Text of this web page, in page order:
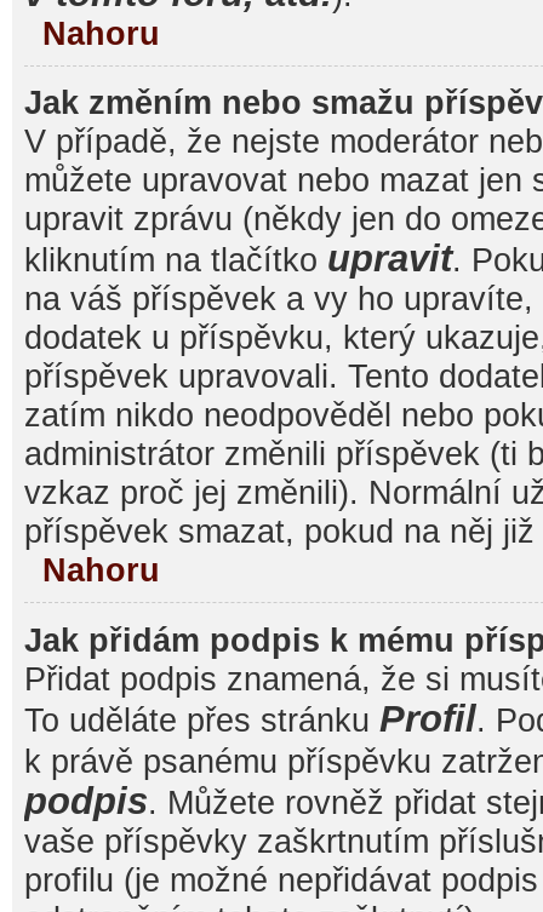
Nahoru
Jak změním nebo smažu
V případě, že nejste moderátor
můžete upravovat nebo mazat jen
upravit zprávu (někdy jen do
kliknutím na tlačítko upravit.
na váš příspěvek a vy ho
dodatek u příspěvku, který
příspěvek upravovali. Tento
zatím nikdo neodpověděl nebo
administrátor změnili příspěvek (ti
vzkaz proč jej změnili). Normální
příspěvek smazat, pokud na něj
Nahoru
Jak přidám podpis k mému
Přidat podpis znamená, že si
To uděláte přes stránku Profil.
k právě psanému příspěvku
podpis. Můžete rovněž přidat
vaše příspěvky zaškrtnutím
profilu (je možné nepřidávat